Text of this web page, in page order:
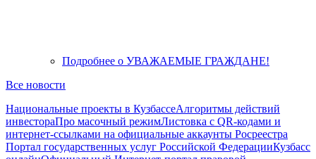
Подробнее о УВАЖАЕМЫЕ ГРАЖДАНЕ!
Все новости
Национальные проекты в КузбассеАлгоритмы действий
инвестораПро масочный режимЛистовка с QR-кодами и
интернет-ссылками на официальные аккаунты Росреестра
Портал государственных услуг Российской ФедерацииКузбасс